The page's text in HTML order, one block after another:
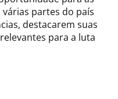
partes do país
destacarem suas
para a luta